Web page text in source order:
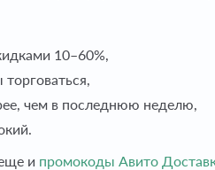
10–60%,
чем в последнюю неделю,
и промокоды Авито